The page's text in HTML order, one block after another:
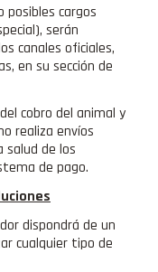
posibles cargos
serán
canales oficiales,
en su sección de
cobro del animal y
realiza envíos
salud de los
de pago.
dispondrá de un
cualquier tipo de